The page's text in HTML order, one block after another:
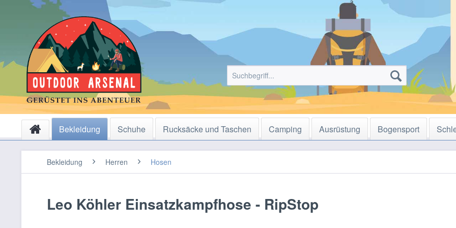
Bekleidung Schuhe Rucksäcke und Taschen Camping Ausrüstung Bogensport
Bekleidung Herren Hosen
Leo Köhler Einsatzkampfhose - RipStop